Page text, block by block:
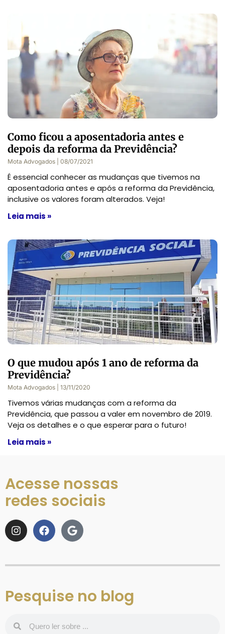
Como ficou a aposentadoria antes e
depois da reforma da Previdência?
Mota Advogados 08/07/2021
É essencial conhecer as mudanças que tivemos na
aposentadoria antes e após a reforma da Previdência,
inclusive os valores foram alterados. Veja!
Leia mais »
O que mudou após 1 ano de reforma da
Previdência?
Mota Advogados 13/11/2020
Tivemos várias mudanças com a reforma da
Previdência, que passou a valer em novembro de 2019.
Veja os detalhes e o que esperar para o futuro!
Leia mais »
Acesse nossas
redes sociais
Pesquise no blog